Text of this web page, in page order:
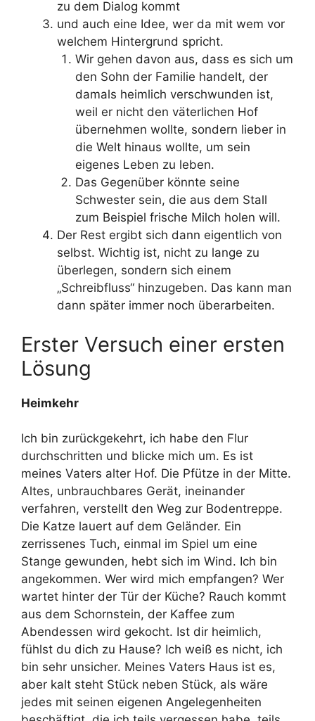
zu dem Dialog kommt
und auch eine Idee, wer da mit wem vor
welchem Hintergrund spricht.
Wir gehen davon aus, dass es sich um
den Sohn der Familie handelt, der
damals heimlich verschwunden ist,
weil er nicht den väterlichen Hof
übernehmen wollte, sondern lieber in
die Welt hinaus wollte, um sein
eigenes Leben zu leben.
Das Gegenüber könnte seine
Schwester sein, die aus dem Stall
zum Beispiel frische Milch holen will.
Der Rest ergibt sich dann eigentlich von
selbst. Wichtig ist, nicht zu lange zu
überlegen, sondern sich einem
„Schreibfluss“ hinzugeben. Das kann man
dann später immer noch überarbeiten.
Erster Versuch einer ersten
Lösung
Heimkehr
Ich bin zurückgekehrt, ich habe den Flur
durchschritten und blicke mich um. Es ist
meines Vaters alter Hof. Die Pfütze in der Mitte.
Altes, unbrauchbares Gerät, ineinander
verfahren, verstellt den Weg zur Bodentreppe.
Die Katze lauert auf dem Geländer. Ein
zerrissenes Tuch, einmal im Spiel um eine
Stange gewunden, hebt sich im Wind. Ich bin
angekommen. Wer wird mich empfangen? Wer
wartet hinter der Tür der Küche? Rauch kommt
aus dem Schornstein, der Kaffee zum
Abendessen wird gekocht. Ist dir heimlich,
fühlst du dich zu Hause? Ich weiß es nicht, ich
bin sehr unsicher. Meines Vaters Haus ist es,
aber kalt steht Stück neben Stück, als wäre
jedes mit seinen eigenen Angelegenheiten